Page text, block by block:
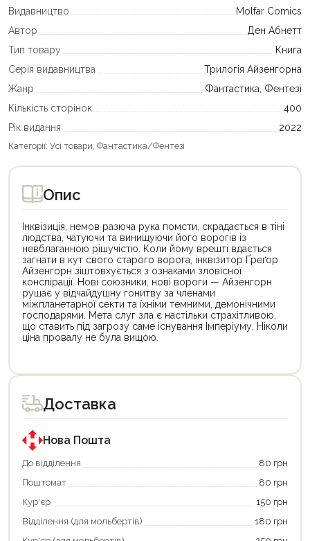
Видавництво
Molfar Comics
Автор
Ден Абнетт
Тип товару
Книга
Серія видавництва
Трилогія Айзенгорна
Жанр
Фантастика, Фентезі
Кількість сторінок
400
Рік видання
2022
Категорії: Усі товари Фантастика/Фентезі
Опис
Інквізиція, немов разюча рука помсти, скрадається в тіні
людства, чатуючи та винищуючи його ворогів із
невблаганною рішучістю. Коли йому врешті вдається
загнати в кут свого старого ворога, інквізитор Ґреґор
Айзенгорн зіштовхується з ознаками зловісної
конспірації. Нові союзники, нові вороги — Айзенгорн
рушає у відчайдушну гонитву за членами
міжпланетарної секти та їхніми темними, демонічними
господарями. Мета слуг зла є настільки страхітливою,
що ставить під загрозу саме існування Імперіуму. Ніколи
ціна провалу не була вищою.
товар
для
покупки
державною
програмою
єКнига.
Використовуйте
карту
щоб
зекономити
та
отримати
Доставка
Нова Пошта
До відділення
80 грн
Поштомат
80 грн
Кур'єр
150 грн
Відділення (для мольбертів)
180 грн